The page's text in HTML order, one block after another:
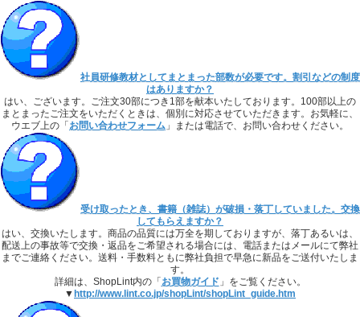
社員研修教材としてまとまった部数が必要です。割引などの制度
はありますか？
はい、ございます。ご注文30部につき1部を献本いたしております。100部以上の
まとまったご注文をいただくときは、個別に対応させていただきます。お気軽に、
ウエブ上の「 お問い合わせフォーム 」または電話で、お問い合わせください。
受け取ったとき、書籍（雑誌）が破損・落丁していました。交換
してもらえますか？
はい、交換いたします。商品の品質には万全を期しておりますが、落丁あるいは、
配送上の事故等で交換・返品をご希望される場合には、電話またはメールにて弊社
までご連絡ください。送料・手数料ともに弊社負担で早急に新品をご送付いたしま
す。
詳細は、ShopLint内の「 お買物ガイド 」をご覧ください。
▼ http://www.lint.co.jp/shopLint/shopLint_guide.htm